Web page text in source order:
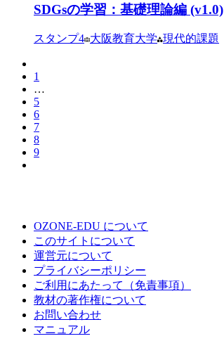
SDGsの学習：基礎理論編 (v1.0)
スタンプ4 大阪教育大学 現代的課題
1
…
5
6
7
8
9
OZONE-EDU について
このサイトについて
運営元について
プライバシーポリシー
ご利用にあたって（免責事項）
教材の著作権について
お問い合わせ
マニュアル